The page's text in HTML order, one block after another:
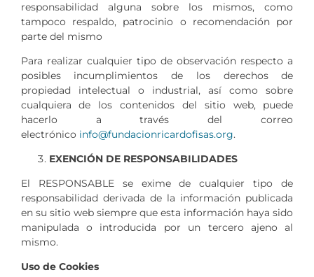
responsabilidad alguna sobre los mismos, como
tampoco respaldo, patrocinio o recomendación por
parte del mismo
Para realizar cualquier tipo de observación respecto a
posibles incumplimientos de los derechos de
propiedad intelectual o industrial, así como sobre
cualquiera de los contenidos del sitio web, puede
hacerlo a través del correo
electrónico info@fundacionricardofisas.org.
EXENCIÓN DE RESPONSABILIDADES
El RESPONSABLE se exime de cualquier tipo de
responsabilidad derivada de la información publicada
en su sitio web siempre que esta información haya sido
manipulada o introducida por un tercero ajeno al
mismo.
Uso de Cookies